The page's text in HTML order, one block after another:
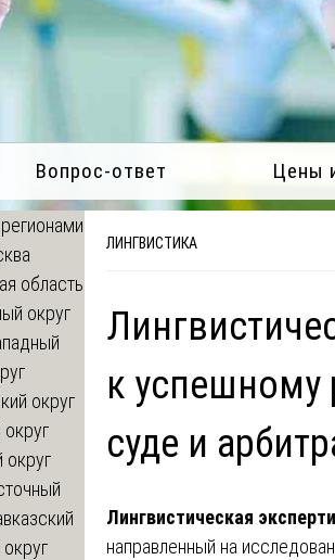
Вопрос-ответ Цены
ЛИНГВИСТИКА
к
суде и
Лингвистическая
направленный на
область
округ
округ
округ